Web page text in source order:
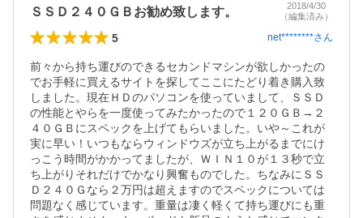
ＳＳＤ２４０ＧＢお勧め致します。
2018/4/30
（編集済み）
5 net********さん
前々から持ち運びのできるセカンドマシンが欲しかったの
でお手軽に買えるサイトを探してここにたどり着き購入致
しました。現在ＨＤのパソコンを使っていまして、ＳＳＤ
の性能とやらを一度使ってみたかったので１２０ＧＢ→２
４０ＧＢにスペックを上げてもらいました。いや～これが
実に早い！いつもならウィンドウズが立ち上がるまでにけ
っこう時間がかかってましたが、ＷＩＮ１０が１３秒で立
ち上がりそれだけでかなり興奮ものでした。ちなみにＳＳ
Ｄ２４０Ｇなら２万円は超えますのでスペックについては
問題なく感じています。重量は凄く軽くて持ち運びにも重